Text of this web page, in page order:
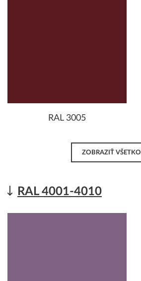
RAL 3005
ZOBRAZIŤ VŠETKO
RAL 4001-4010